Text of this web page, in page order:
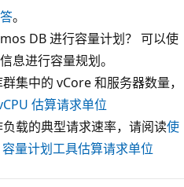
。
DB 进行容量计划？ 可以使
息进行容量规划。
集中的 vCore 和服务器数量，
估算请求单位
载的典型请求速率，请阅读使
量计划工具估算请求单位